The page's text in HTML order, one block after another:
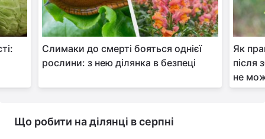
Слимаки до смерті бояться однієї
рослини: з нею ділянка в безпеці
Як
після
не
Що робити на ділянці в серпні